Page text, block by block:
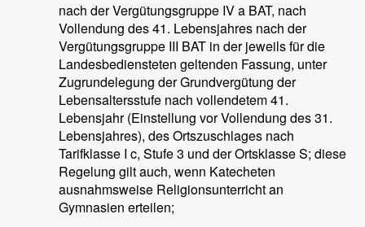
nach der Vergütungsgruppe IV a BAT, nach
Vollendung des 41. Lebensjahres nach der
Vergütungsgruppe III BAT in der jeweils für die
Landesbediensteten geltenden Fassung, unter
Zugrundelegung der Grundvergütung der
Lebensaltersstufe nach vollendetem 41.
Lebensjahr (Einstellung vor Vollendung des 31.
Lebensjahres), des Ortszuschlages nach
Tarifklasse I c, Stufe 3 und der Ortsklasse S; diese
Regelung gilt auch, wenn Katecheten
ausnahmsweise Religionsunterricht an
Gymnasien erteilen;